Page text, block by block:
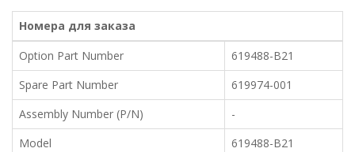
Номера для заказа
Option Part Number
619488-B21
Spare Part Number
619974-001
Assembly Number (P/N)
-
Model
619488-B21